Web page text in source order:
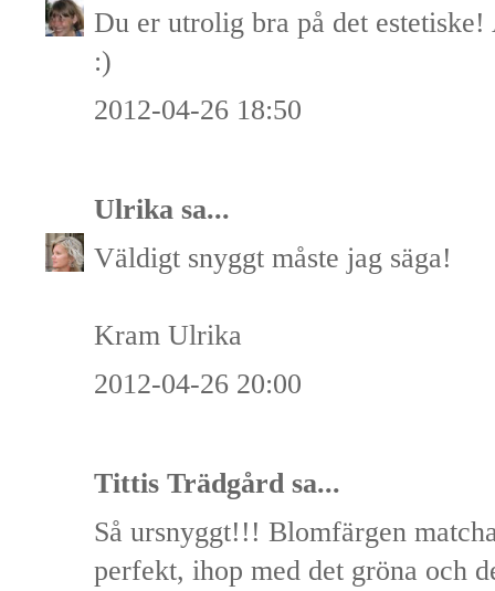
Du er utrolig bra på det
:)
2012-04-26 18:50
Ulrika sa...
Väldigt snyggt måste jag säga!
Kram Ulrika
2012-04-26 20:00
Tittis Trädgård sa...
Så ursnyggt!!! Blomfärgen
perfekt, ihop med det gröna och